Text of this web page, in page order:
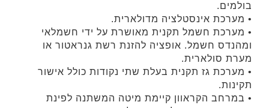
בולמים.
• מערכת אינסטלציה מדולארית.
• מערכת חשמל תקנית מאושרת על ידי חשמלאי
ומהנדס חשמל. אופציה להזנת רשת גנראטור או
מערת סולארית.
• מערכת גז תקנית בעלת שתי נקודות כולל אישור
תקינות.
• במרחב הקראוון קיימת מיטה המשתנה לפינת